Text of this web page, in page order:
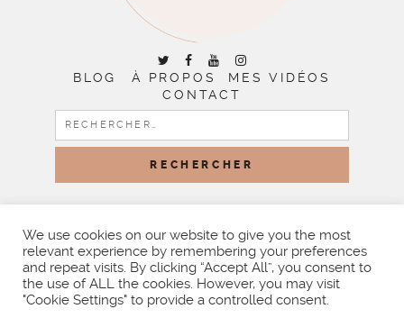
BLOG À PROPOS
MES VIDÉOS
CONTACT
RECHERCHER :
BY LITTLE THEME SHOP
We use cookies on our website to give you the most
relevant experience by remembering your preferences
and repeat visits. By clicking “Accept All”, you consent to
the use of ALL the cookies. However, you may visit
"Cookie Settings" to provide a controlled consent.